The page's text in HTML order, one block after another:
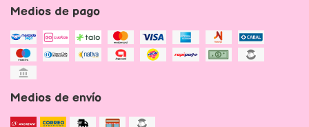
Medios de pago
Medios de envío